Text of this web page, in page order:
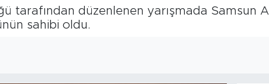
tarafından düzenlenen yarışmada Samsun
sahibi oldu.